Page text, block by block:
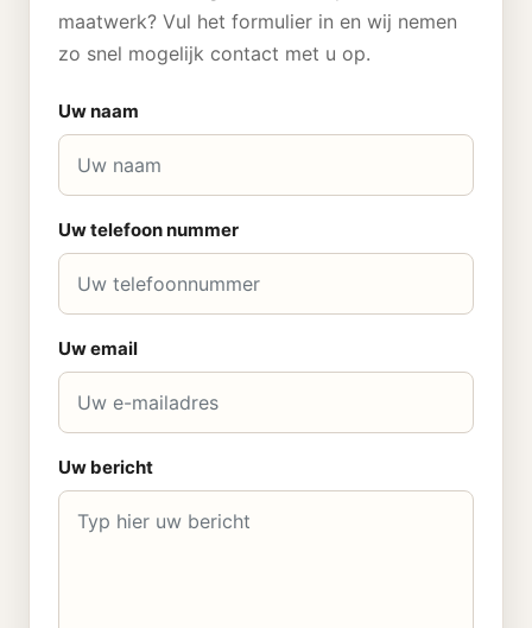
maatwerk? Vul het formulier in en wij nemen
zo snel mogelijk contact met u op.
Uw naam
Uw telefoon nummer
Uw email
Uw bericht